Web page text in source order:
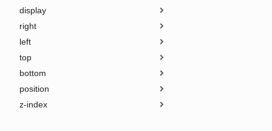
display
right
left
top
bottom
position
z-index